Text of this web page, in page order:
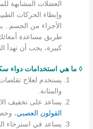
العضلات المشابهة
وإبطاء الحركات
الأجزاء من الجسم..
طريق مساعدة
كبيرة، يجب أن تهدأ
◊ ما هي استخدامات دواء
يستخدم لعلاج
والمثانة.
يساعد على تخفيف
القولون العصبي،
يساعد في استرخاء